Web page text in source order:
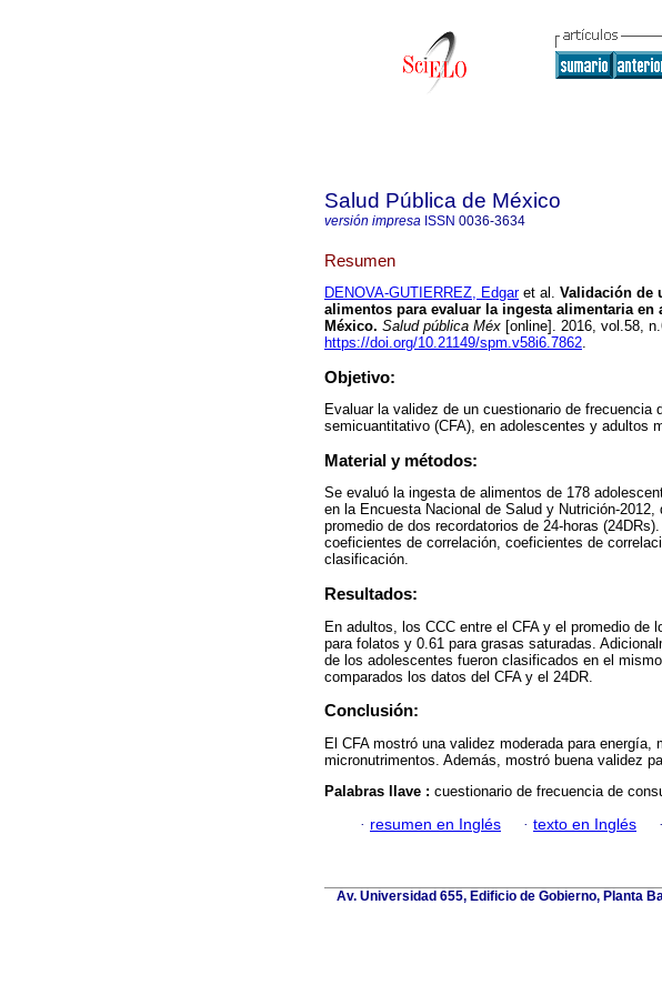
Salud Pública de México
versión impresa ISSN 0036-3634
Resumen
DENOVA-GUTIERREZ, Edgaret al. Validación de
alimentos para evaluar la ingesta alimentaria en
México. Salud pública Méx [online]. 2016, vol.58,
https://doi.org/10.21149/spm.v58i6.7862.
Objetivo:
Evaluar la validez de un cuestionario de frecuencia
semicuantitativo (CFA), en adolescentes y adultos
Material y métodos:
Se evaluó la ingesta de alimentos de 178
en la Encuesta Nacional de Salud y Nutrición-2012,
promedio de dos recordatorios de 24-horas
coeficientes de correlación, coeficientes de
clasificación.
Resultados:
En adultos, los CCC entre el CFA y el promedio de
para folatos y 0.61 para grasas saturadas.
de los adolescentes fueron clasificados en el
comparados los datos del CFA y el 24DR.
Conclusión:
El CFA mostró una validez moderada para energía,
micronutrimentos. Además, mostró buena validez
Palabras llave : cuestionario de frecuencia de
· resumen en Inglés · texto en Inglés ·
Av. Universidad 655, Edificio de Gobierno, Planta